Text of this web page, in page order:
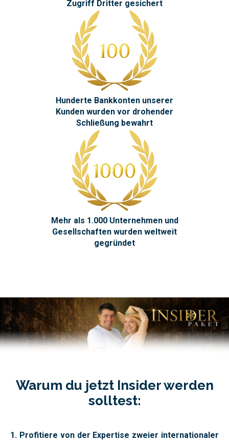
Zugriff Dritter gesichert
Hunderte Bankkonten unserer
Kunden wurden vor drohender
Schließung bewahrt
Mehr als 1.000 Unternehmen und
Gesellschaften wurden weltweit
gegründet
Warum du jetzt Insider werden
solltest:
1. Profitiere von der Expertise zweier internationaler